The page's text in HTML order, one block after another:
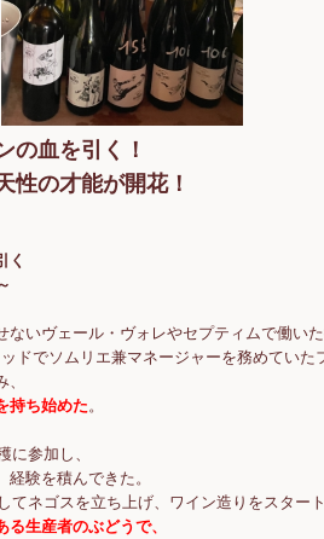
の血を引く！
性の才能が開花！
く
いヴェール・ヴォレやセプティムで働いた
ドでソムリエ兼マネージャーを務めていた
持ち始めた 。
に参加し、
験を積んできた。
ネゴスを立ち上げ、ワイン造りをスタート
生産者のぶどうで、